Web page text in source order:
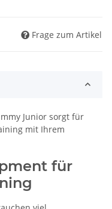
Frage zum Artikel
Junior sorgt für
mit Ihrem
für